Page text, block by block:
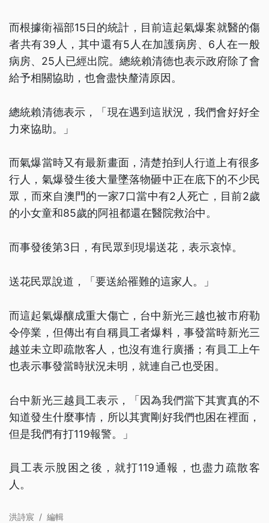
而根據衛福部15日的統計，目前這起氣爆案就醫的傷
者共有39人，其中還有5人在加護病房、6人在一般
病房、25人已經出院。總統賴清德也表示政府除了會
給予相關協助，也會盡快釐清原因。
總統賴清德表示，「現在遇到這狀況，我們會好好全
力來協助。」
而氣爆當時又有最新畫面，清楚拍到人行道上有很多
行人，氣爆發生後大量墜落物砸中正在底下的不少民
眾，而來自澳門的一家7口當中有2人死亡，目前2歲
的小女童和85歲的阿祖都還在醫院救治中。
而事發後第3日，有民眾到現場送花，表示哀悼。
送花民眾說道，「要送給罹難的這家人。」
而這起氣爆釀成重大傷亡，台中新光三越也被市府勒
令停業，但傳出有自稱員工者爆料，事發當時新光三
越並未立即疏散客人，也沒有進行廣播；有員工上午
也表示事發當時狀況未明，就連自己也受困。
台中新光三越員工表示，「因為我們當下其實真的不
知道發生什麼事情，所以其實剛好我們也困在裡面，
但是我們有打119報警。」
員工表示脫困之後，就打119通報，也盡力疏散客
人。
洪詩宸 / 編輯